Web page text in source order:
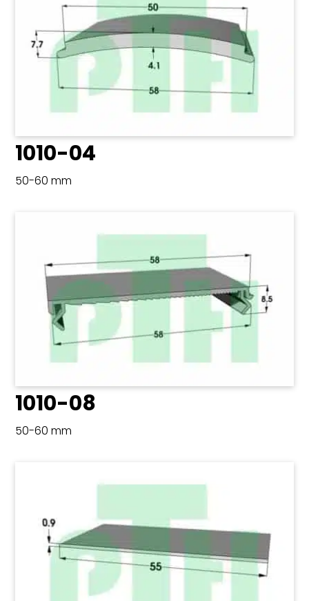
1010-04
50-60 mm
1010-08
50-60 mm